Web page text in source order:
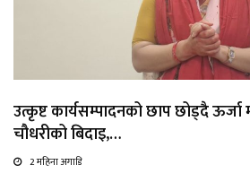
उत्कृष्ट कार्यसम्पादनको छाप छोड्दै ऊर्जा
चौधरीको बिदाइ,…
2 महिना अगाडि